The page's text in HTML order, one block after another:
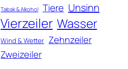
Tabak & Alkohol Tiere Unsinn
Vierzeiler Wasser
Wind & Wetter Zehnzeiler
Zweizeiler